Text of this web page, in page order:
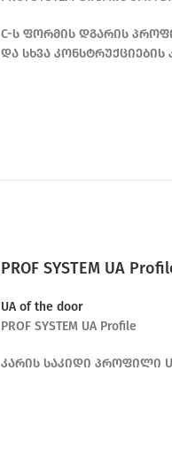
C-ს ფორმის დგარის
და სხვა კონსტრუქციების
PROF SYSTEM UA
UA of the door
PROF SYSTEM UA Profile
კარის საკიდი პროფილი